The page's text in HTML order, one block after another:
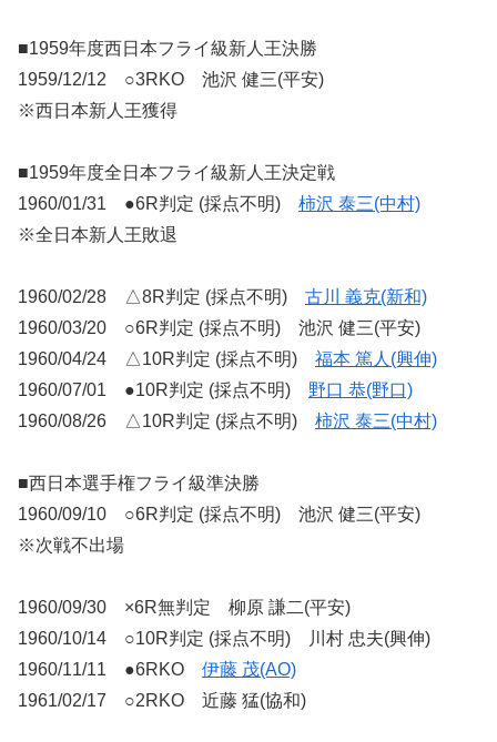
■1959年度西日本フライ級新人王決勝
1959/12/12 ○3RKO 池沢 健三(平安)
※西日本新人王獲得
■1959年度全日本フライ級新人王決定戦
1960/01/31 ●6R判定 (採点不明) 柿沢 泰三(中村)
※全日本新人王敗退
1960/02/28 △8R判定 (採点不明) 古川 義克(新和)
1960/03/20 ○6R判定 (採点不明) 池沢 健三(平安)
1960/04/24 △10R判定 (採点不明) 福本 篤人(興伸)
1960/07/01 ●10R判定 (採点不明) 野口 恭(野口)
1960/08/26 △10R判定 (採点不明) 柿沢 泰三(中村)
■西日本選手権フライ級準決勝
1960/09/10 ○6R判定 (採点不明) 池沢 健三(平安)
※次戦不出場
1960/09/30 ×6R無判定 柳原 謙二(平安)
1960/10/14 ○10R判定 (採点不明) 川村 忠夫(興伸)
1960/11/11 ●6RKO 伊藤 茂(AO)
1961/02/17 ○2RKO 近藤 猛(協和)